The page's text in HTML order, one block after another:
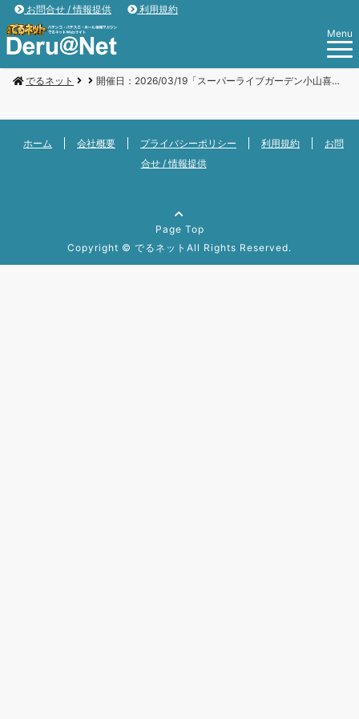
お問合せ / 情報提供
利用規約
Menu
でるネット 開催日：2026/03/19「スーパーライブガーデン小山喜沢店」
ホーム 会社概要 プライバシーポリシー 利用規約
お問
合せ / 情報提供
Page Top
Copyright © でるネット All Rights Reserved.